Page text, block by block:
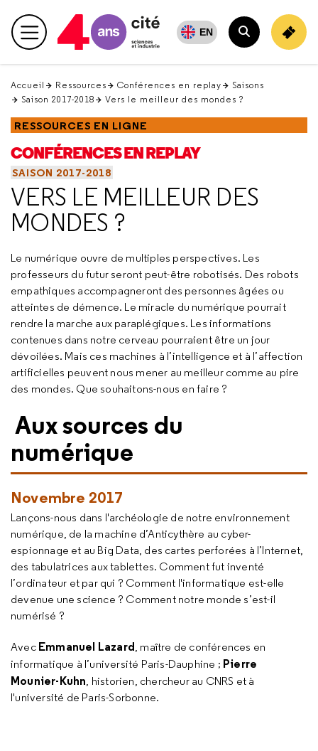
en
haut Menu principal EN
Rechercher
Accueil Ressources Conférences en replay
Saisons
Saison 2017-2018
Vers le meilleur des mondes ?
RESSOURCES EN LIGNE
CONFÉRENCES EN REPLAY
SAISON 2017-2018
VERS LE MEILLEUR DES
MONDES ?
Le numérique ouvre de multiples perspectives. Les
professeurs du futur seront peut-être robotisés. Des robots
empathiques accompagneront des personnes âgées ou
atteintes de démence. Le miracle du numérique pourrait
rendre la marche aux paraplégiques. Les informations
contenues dans notre cerveau pourraient être un jour
dévoilées. Mais ces machines à l’intelligence et à l’affection
artificielles peuvent nous mener au meilleur comme au pire
des mondes. Que souhaitons-nous en faire ?
Aux sources du
numérique
Novembre 2017
Lançons-nous dans l'archéologie de notre environnement
numérique, de la machine d’Anticythère au cyber-
espionnage et au Big Data, des cartes perforées à l’Internet,
des tabulatrices aux tablettes. Comment fut inventé
l’ordinateur et par qui ? Comment l'informatique est-elle
devenue une science ? Comment notre monde s’est-il
numérisé ?
Avec Emmanuel Lazard, maître de conférences en
informatique à l’université Paris-Dauphine ; Pierre
Mounier-Kuhn, historien, chercheur au CNRS et à
l'université de Paris-Sorbonne.